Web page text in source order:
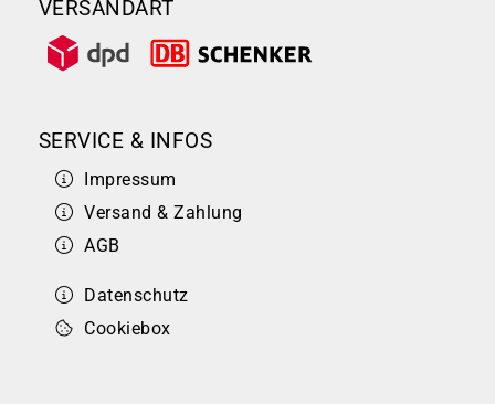
VERSANDART
SERVICE & INFOS
Impressum
Versand & Zahlung
AGB
Datenschutz
Cookiebox